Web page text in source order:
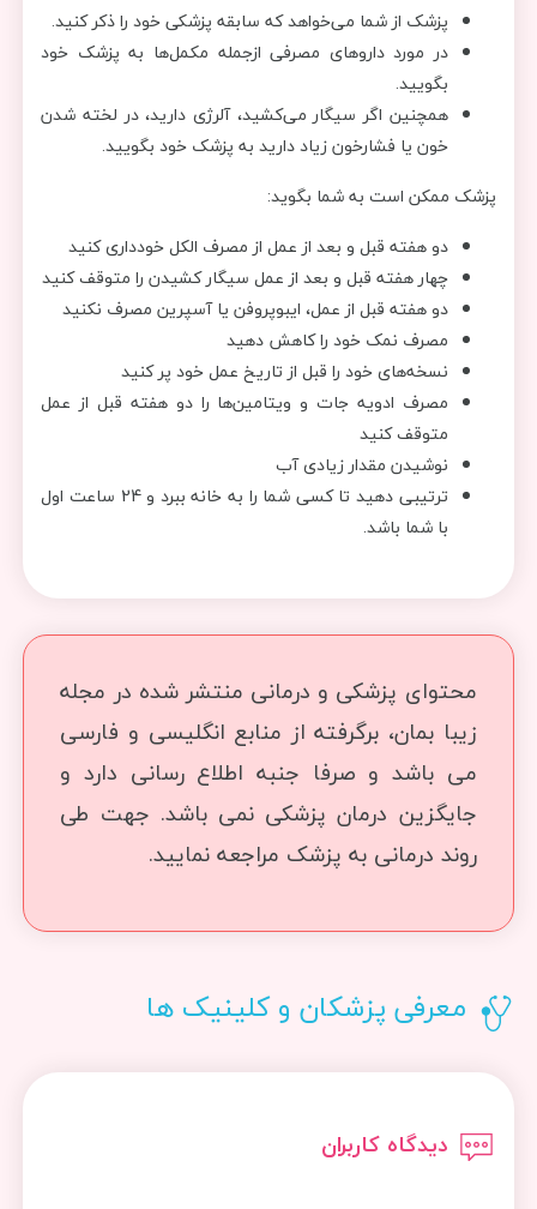
پزشک از شما می‌خواهد که سابقه پزشکی خود را ذکر کنید.
در مورد داروهای مصرفی ازجمله مکمل‌ها به پزشک خود
بگویید.
همچنین اگر سیگار می‌کشید، آلرژی دارید، در لخته شدن
خون یا فشارخون زیاد دارید به پزشک خود بگویید.
پزشک ممکن است به شما بگوید:
دو هفته قبل و بعد از عمل از مصرف الكل خودداری كنید
چهار هفته قبل و بعد از عمل سیگار کشیدن را متوقف کنید
دو هفته قبل از عمل، ایبوپروفن یا آسپرین مصرف نکنید
مصرف نمک خود را کاهش دهید
نسخه‌های خود را قبل از تاریخ عمل خود پر کنید
مصرف ادویه جات و ویتامین‌ها را دو هفته قبل از عمل
متوقف کنید
نوشیدن مقدار زیادی آب
ترتیبی دهید تا کسی شما را به خانه ببرد و 24 ساعت اول
با شما باشد.
محتوای پزشکی و درمانی منتشر شده در مجله
زیبا بمان، برگرفته از منابع انگلیسی و فارسی
می باشد و صرفا جنبه اطلاع رسانی دارد و
جایگزین درمان پزشکی نمی باشد. جهت طی
روند درمانی به پزشک مراجعه نمایید.
معرفی پزشکان و کلینیک ها
دیدگاه کاربران